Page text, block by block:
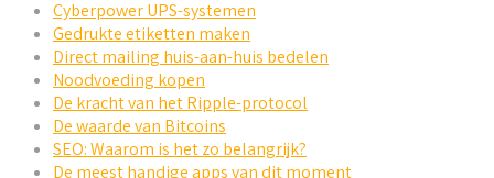
Cyberpower UPS-systemen
Gedrukte etiketten maken
Direct mailing huis-aan-huis bedelen
Noodvoeding kopen
De kracht van het Ripple-protocol
De waarde van Bitcoins
SEO: Waarom is het zo belangrijk?
De meest handige apps van dit moment